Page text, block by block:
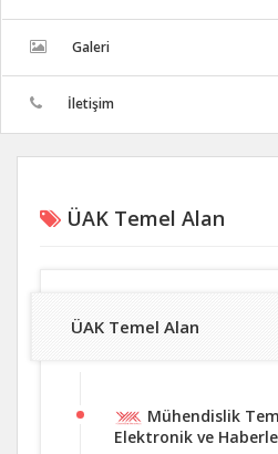
Galeri
İletişim
ÜAK Temel Alan
ÜAK Temel Alan
Mühendislik
Elektronik ve